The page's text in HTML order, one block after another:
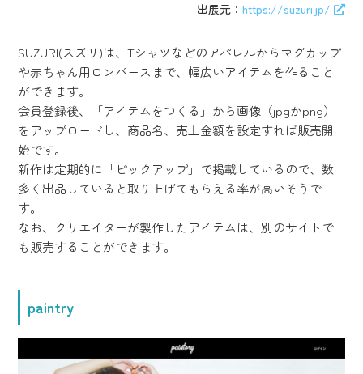
出展元： https://suzuri.jp/
SUZURI(スズリ)は、Tシャツなどのアパレルからマグカップ
や赤ちゃん用ロンパースまで、幅広いアイテムを作ること
ができます。
会員登録後、「アイテムをつくる」から画像（jpgかpng）
をアップロードし、商品名、売上金額を設定すれば販売開
始です。
新作は定期的に「ピックアップ」で掲載しているので、数
多く出品していると取り上げてもらえる率が高いそうで
す。
なお、クリエイターが製作したアイテムは、別のサイトで
も販売することができます。
paintry